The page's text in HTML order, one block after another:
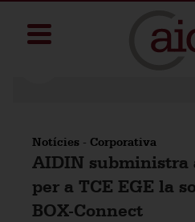
Notícies - Corporativa
AIDIN subministra
per a TCE EGE la
BOX-Connect